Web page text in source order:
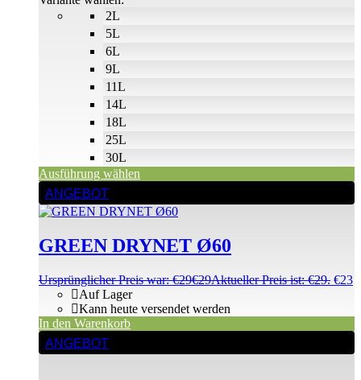
2L
5L
6L
9L
11L
14L
18L
25L
30L
Ausführung wählen
ANGEBOT
GREEN DRYNET Ø60
Ursprünglicher Preis war: €29€29Aktueller Preis ist: €29. €23
Auf Lager
Kann heute versendet werden
In den Warenkorb
ANGEBOT